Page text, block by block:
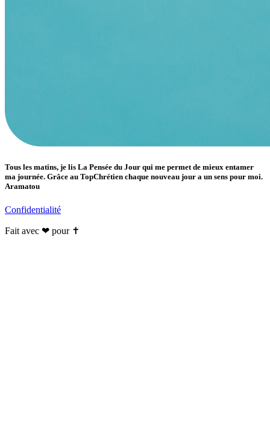
Tous les matins, je lis La Pensée du Jour qui me permet de mieux entamer
ma journée. Grâce au TopChrétien chaque nouveau jour a un sens pour moi.
Aramatou
Confidentialité
Fait avec ❤ pour ✝️️